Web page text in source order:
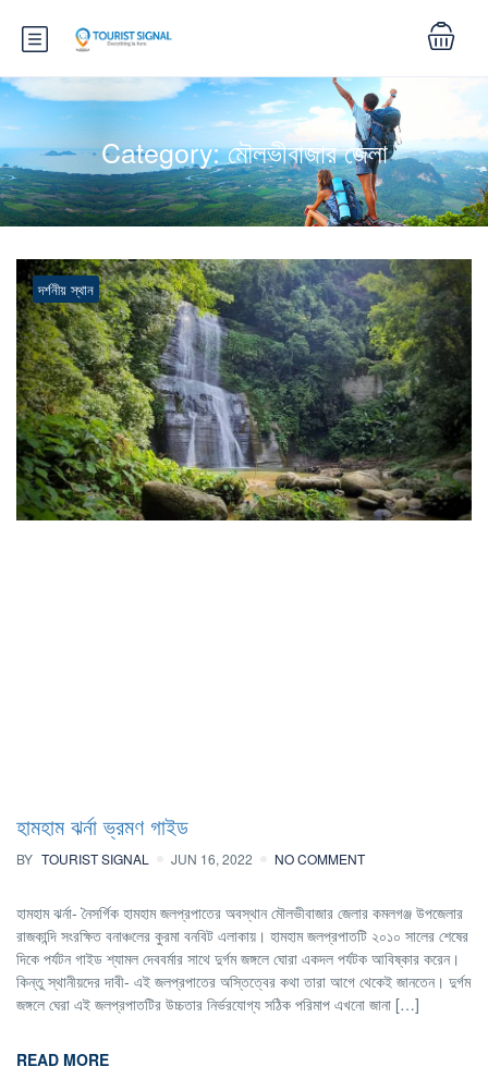
Category:মৌলভীবাজার জেলা
দর্শনীয় স্থান
হামহাম ঝর্না ভ্রমণ গাইড
BY TOURIST SIGNAL JUN 16, 2022 NO COMMENT
হামহাম ঝর্না- নৈসর্গিক হামহাম জলপ্রপাতের অবস্থান মৌলভীবাজার জেলার কমলগঞ্জ উপজেলার
রাজকান্দি সংরক্ষিত বনাঞ্চলের কুরমা বনবিট এলাকায়। হামহাম জলপ্রপাতটি ২০১০ সালের শেষের
দিকে পর্যটন গাইড শ্যামল দেববর্মার সাথে দুর্গম জঙ্গলে ঘোরা একদল পর্যটক আবিষ্কার করেন।
কিন্তু স্থানীয়দের দাবী- এই জলপ্রপাতের অস্তিত্বের কথা তারা আগে থেকেই জানতেন। দুর্গম
জঙ্গলে ঘেরা এই জলপ্রপাতটির উচ্চতার নির্ভরযোগ্য সঠিক পরিমাপ এখনো জানা […]
READ MORE